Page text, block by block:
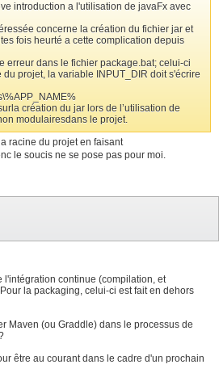
introduction a l'utilisation de javaFx avec
concerne la création du fichier jar et
fois heurté a cette complication depuis
erreur dans le fichier package.bat; celui-ci
projet, la variable INPUT_DIR doit s'écrire
création du jar lors de l’utilisation de
modulairesdans le projet.
racine du projet en faisant
le soucis ne se pose pas pour moi.
l'intégration continue (compilation, et
la packaging, celui-ci est fait en dehors
Maven (ou Graddle) dans le processus de
être au courant dans le cadre d'un prochain